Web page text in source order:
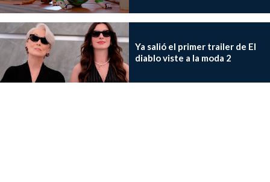
Ya salió el primer trailer de El
diablo viste a la moda 2